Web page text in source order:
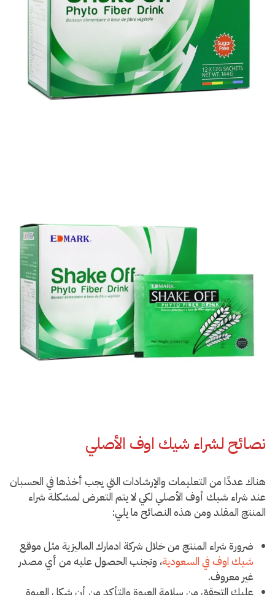
نصائح لشراء شيك اوف الأصلي
هناك عددًا من التعليمات والإرشادات التي يجب أخذها في الحسبان
عند شراء شيك أوف الأصلي لكي لا يتم التعرض لمشكلة شراء
المنتج المقلد ومن هذه النصائح ما يلي:
ضرورة شراء المنتج من خلال شركة ادمارك الماليزية مثل موقع
شيك اوف في السعودية، وتجنب الحصول عليه من أي مصدر
غير معروف.